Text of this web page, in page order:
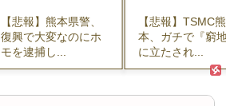
【悲報】熊本県警、
復興で大変なのにホ
モを逮捕し...
【悲報】TSMC熊
本、ガチで『窮地
に立たされ...